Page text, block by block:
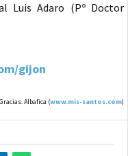
Luis Adaro (Pº Doctor
gijon
Gracias: Albafica (www.mis-santos.com)